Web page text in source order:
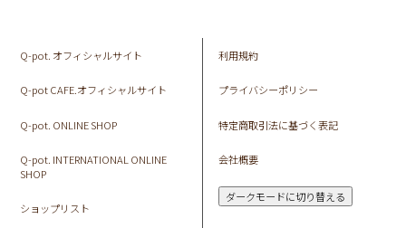
Q-pot. オフィシャルサイト
Q-pot CAFE.オフィシャルサイト
Q-pot. ONLINE SHOP
Q-pot. INTERNATIONAL ONLINE
SHOP
ショップリスト
利用規約
プライバシーポリシー
特定商取引法に基づく表記
会社概要
ダークモードに切り替える